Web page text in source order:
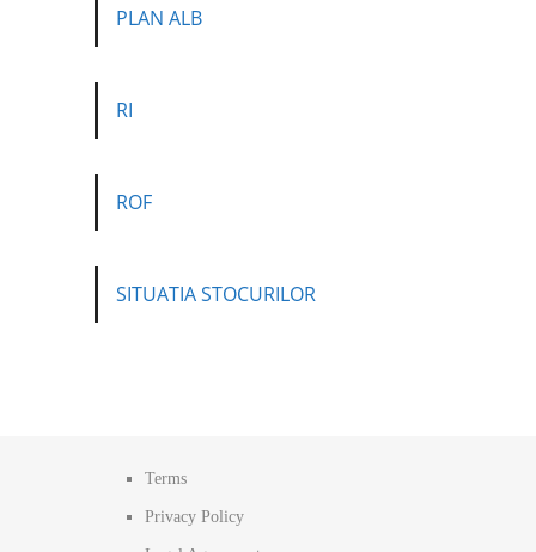
PLAN ALB
RI
ROF
SITUATIA STOCURILOR
Terms
Privacy Policy